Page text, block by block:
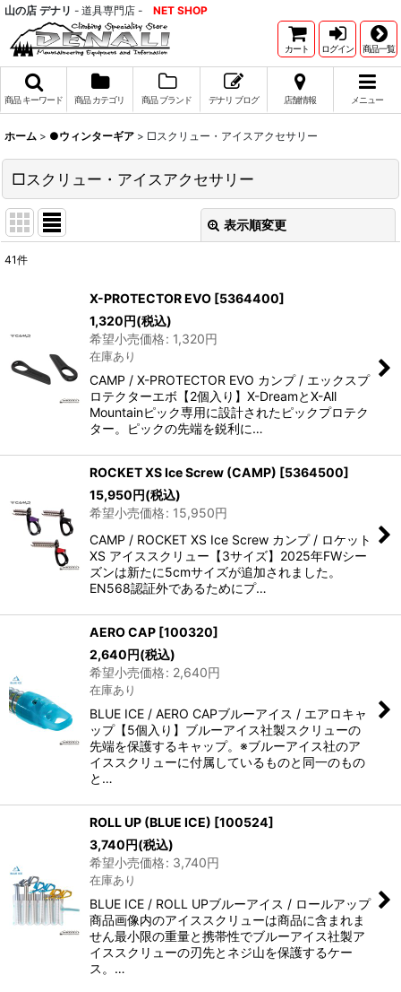
山の店 デナリ - 道具専門店 - NET SHOP
カート ログイン 商品一覧
商品 キーワード 商品 カテゴリ 商品 ブランド デナリ ブログ 店舗情報 メニュー
ホーム > ●ウィンターギア > □スクリュー・アイスアクセサリー
□スクリュー・アイスアクセサリー
表示順変更
絞り込む
41件
X-PROTECTOR EVO [5364400]
1,320円(税込)
希望小売価格: 1,320円
在庫あり
CAMP / X-PROTECTOR EVO カンプ / エックスプ
ロテクターエボ【2個入り】X-DreamとX-All
Mountainピック専用に設計されたピックプロテク
ター。ピックの先端を鋭利に…
ROCKET XS Ice Screw (CAMP) [5364500]
15,950円(税込)
希望小売価格: 15,950円
CAMP / ROCKET XS Ice Screw カンプ / ロケット
XS アイススクリュー【3サイズ】2025年FWシー
ズンは新たに5cmサイズが追加されました。
EN568認証外であるためにプ…
AERO CAP [100320]
2,640円(税込)
希望小売価格: 2,640円
在庫あり
BLUE ICE / AERO CAPブルーアイス / エアロキャ
ップ【5個入り】ブルーアイス社製スクリューの
先端を保護するキャップ。※ブルーアイス社のア
イススクリューに付属しているものと同一のもの
と…
ROLL UP (BLUE ICE) [100524]
3,740円(税込)
希望小売価格: 3,740円
在庫あり
BLUE ICE / ROLL UPブルーアイス / ロールアップ
商品画像内のアイススクリューは商品に含まれま
せん最小限の重量と携帯性でブルーアイス社製ア
イススクリューの刃先とネジ山を保護するケー
ス。…